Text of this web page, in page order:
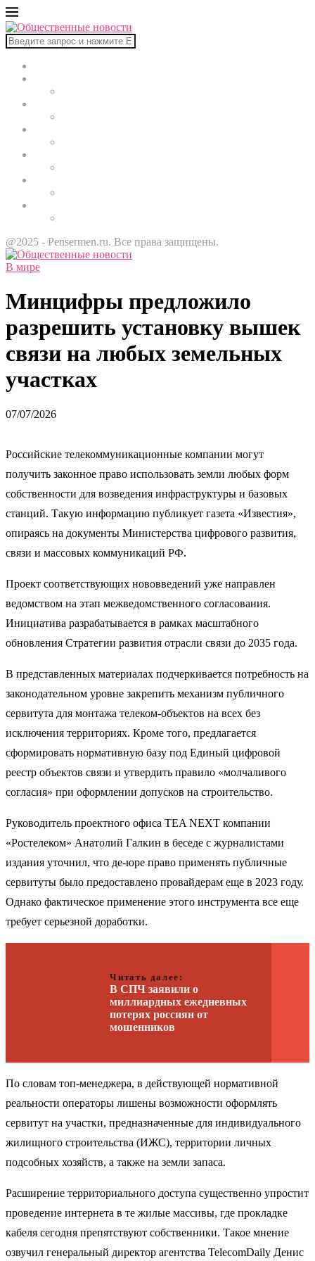
@2025 - Pensermen.ru. Все права защищены.
В мире
Минцифры предложило
разрешить установку вышек
связи на любых земельных
участках
07/07/2026
Российские телекоммуникационные компании могут
получить законное право использовать земли любых форм
собственности для возведения инфраструктуры и базовых
станций. Такую информацию публикует газета «Известия»,
опираясь на документы Министерства цифрового развития,
связи и массовых коммуникаций РФ.
Проект соответствующих нововведений уже направлен
ведомством на этап межведомственного согласования.
Инициатива разрабатывается в рамках масштабного
обновления Стратегии развития отрасли связи до 2035 года.
В представленных материалах подчеркивается потребность на
законодательном уровне закрепить механизм публичного
сервитута для монтажа телеком-объектов на всех без
исключения территориях. Кроме того, предлагается
сформировать нормативную базу под Единый цифровой
реестр объектов связи и утвердить правило «молчаливого
согласия» при оформлении допусков на строительство.
Руководитель проектного офиса TEA NEXT компании
«Ростелеком» Анатолий Галкин в беседе с журналистами
издания уточнил, что де-юре право применять публичные
сервитуты было предоставлено провайдерам еще в 2023 году.
Однако фактическое применение этого инструмента все еще
требует серьезной доработки.
Читать далее:
В СПЧ заявили о
миллиардных ежедневных
потерях россиян от
мошенников
По словам топ-менеджера, в действующей нормативной
реальности операторы лишены возможности оформлять
сервитут на участки, предназначенные для индивидуального
жилищного строительства (ИЖС), территории личных
подсобных хозяйств, а также на земли запаса.
Расширение территориального доступа существенно упростит
проведение интернета в те жилые массивы, где прокладке
кабеля сегодня препятствуют собственники. Такое мнение
озвучил генеральный директор агентства TelecomDaily Денис